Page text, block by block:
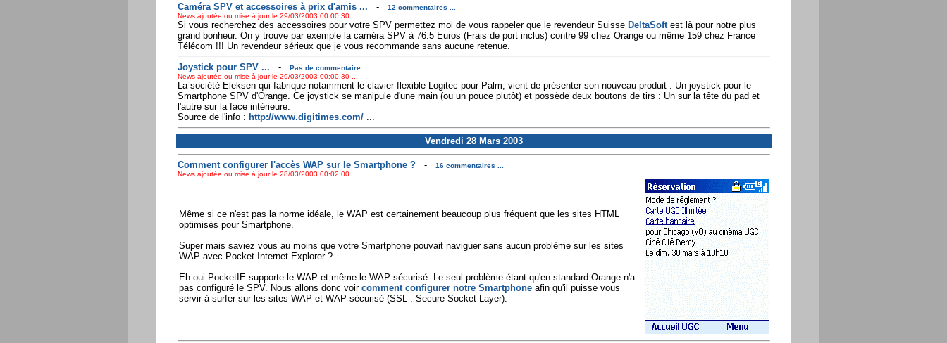
Caméra SPV et accessoires à prix d'amis ... -
12 commentaires ...
News ajoutée ou mise à jour le 29/03/2003 00:00:30 ...
Si vous recherchez des accessoires pour votre SPV permettez moi de vous rappeler que le revendeur Suisse DeltaSoftest là pour notre plus
grand bonheur. On y trouve par exemple la caméra SPV à 76.5 Euros (Frais de port inclus) contre 99 chez Orange ou même 159 chez France
Télécom !!! Un revendeur sérieux que je vous recommande sans aucune retenue.
Joystick pour SPV ... -
Pas de commentaire ...
News ajoutée ou mise à jour le 29/03/2003 00:00:30 ...
La société Eleksen qui fabrique notamment le clavier flexible Logitec pour Palm, vient de présenter son nouveau produit : Un joystick pour le
Smartphone SPV d'Orange. Ce joystick se manipule d'une main (ou un pouce plutôt) et possède deux boutons de tirs : Un sur la tête du pad et
l'autre sur la face intérieure.
Source de l'info : http://www.digitimes.com/...
Vendredi 28 Mars 2003
Comment configurer l'accès WAP sur le Smartphone ?-
16 commentaires ...
News ajoutée ou mise à jour le 28/03/2003 00:02:00 ...
Même si ce n'est pas la norme idéale, le WAP est certainement beaucoup plus fréquent que les sites HTML
optimisés pour Smartphone.
Super mais saviez vous au moins que votre Smartphone pouvait naviguer sans aucun problème sur les sites
WAP avec Pocket Internet Explorer ?
Eh oui PocketIE supporte le WAP et même le WAP sécurisé. Le seul problème étant qu'en standard Orange n'a
pas configuré le SPV. Nous allons donc voir comment configurer notre Smartphoneafin qu'il puisse vous
servir à surfer sur les sites WAP et WAP sécurisé (SSL : Secure Socket Layer).